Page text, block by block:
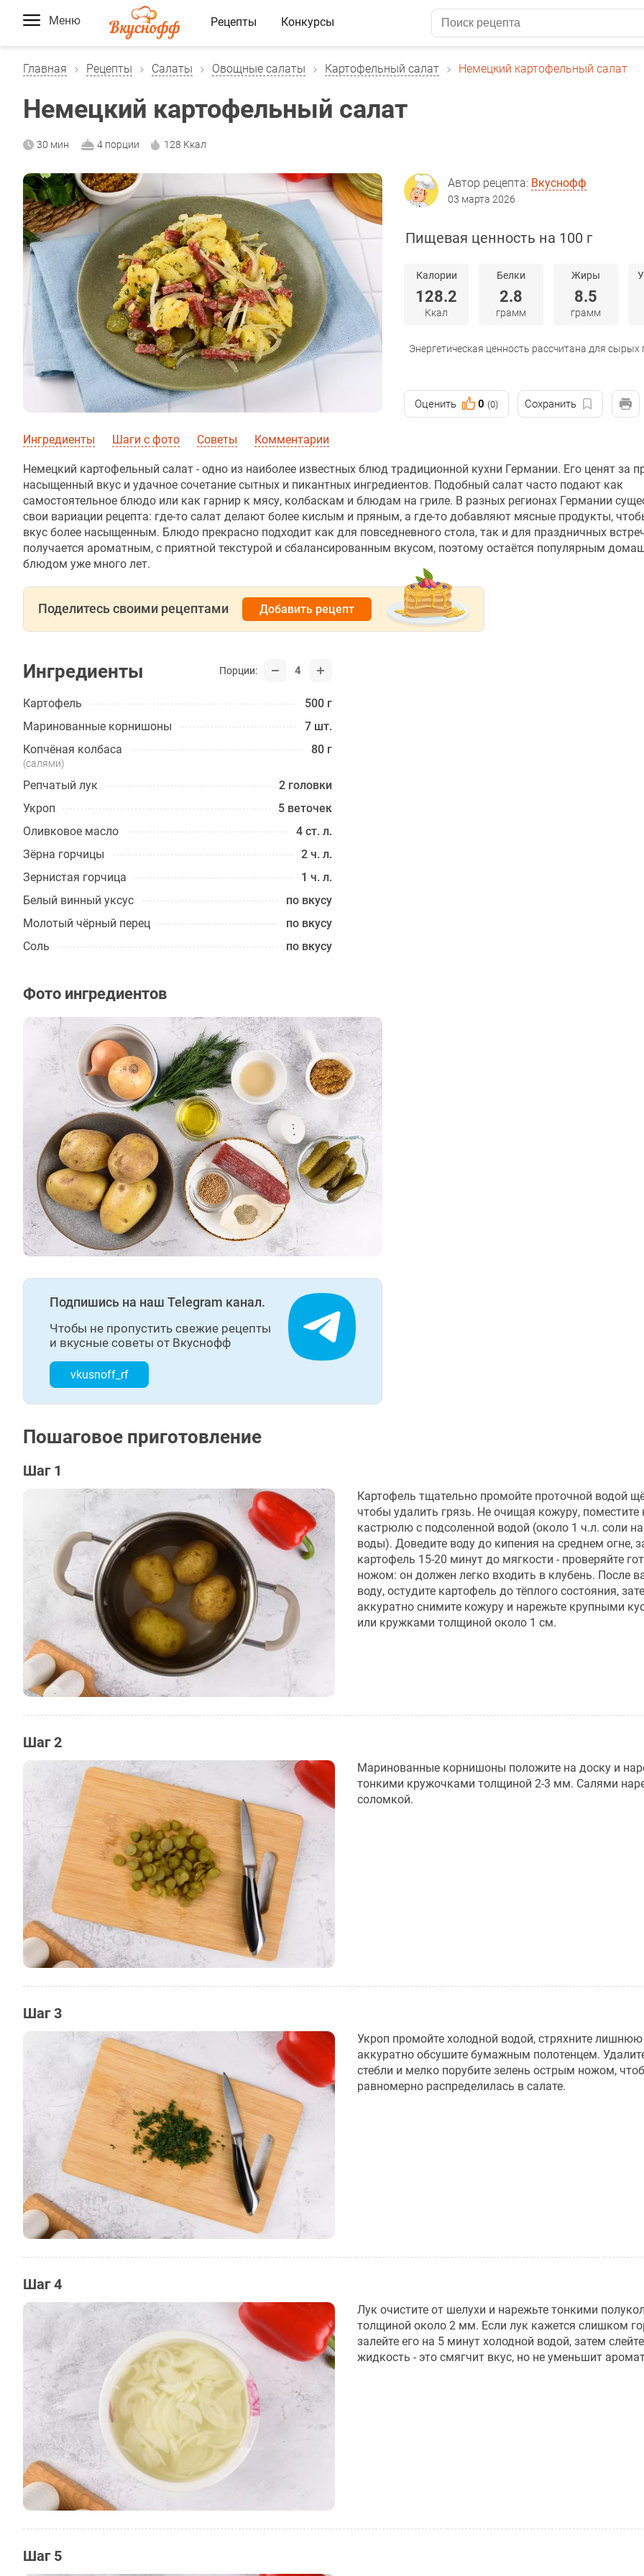
Меню Рецепты Конкурсы
Главная Рецепты Салаты Овощные салаты Картофельный салат Немецкий картофельный салат
Немецкий картофельный салат
30 мин 4 порции 128 Ккал
Автор рецепта: Вкуснофф
03 марта 2026
Пищевая ценность на 100 г
Калории
128.2
Ккал
Белки
2.8
грамм
Жиры
8.5
грамм
Энергетическая ценность рассчитана для сырых
Оценить 0 (0) Сохранить
Ингредиенты Шаги с фото Советы Комментарии
Немецкий картофельный салат - одно из наиболее известных блюд традиционной кухни Германии. Его ценят за
насыщенный вкус и удачное сочетание сытных и пикантных ингредиентов. Подобный салат часто подают как
самостоятельное блюдо или как гарнир к мясу, колбаскам и блюдам на гриле. В разных регионах Германии
свои вариации рецепта: где-то салат делают более кислым и пряным, а где-то добавляют мясные продукты,
вкус более насыщенным. Блюдо прекрасно подходит как для повседневного стола, так и для праздничных
получается ароматным, с приятной текстурой и сбалансированным вкусом, поэтому остаётся популярным
блюдом уже много лет.
Поделитесь своими рецептами Добавить рецепт
Ингредиенты Порции: 4
Картофель
500 г
Маринованные корнишоны
7 шт.
Копчёная колбаса
80 г
(салями)
Репчатый лук
2 головки
Укроп
5 веточек
Оливковое масло
4 ст. л.
Зёрна горчицы
2 ч. л.
Зернистая горчица
1 ч. л.
Белый винный уксус
по вкусу
Молотый чёрный перец
по вкусу
Соль
по вкусу
Фото ингредиентов
Подпишись на наш Telegram канал.
Чтобы не пропустить свежие рецепты
и вкусные советы от Вкуснофф
vkusnoff_rf
Пошаговое приготовление
Шаг 1
Картофель тщательно промойте проточной водой
чтобы удалить грязь. Не очищая кожуру, поместите
кастрюлю с подсоленной водой (около 1 ч.л. соли
воды). Доведите воду до кипения на среднем огне,
картофель 15-20 минут до мягкости - проверяйте
ножом: он должен легко входить в клубень. После
воду, остудите картофель до тёплого состояния,
аккуратно снимите кожуру и нарежьте крупными
или кружками толщиной около 1 см.
Шаг 2
Маринованные корнишоны положите на доску и
тонкими кружочками толщиной 2-3 мм. Салями
соломкой.
Шаг 3
Укроп промойте холодной водой, стряхните лишнюю
аккуратно обсушите бумажным полотенцем.
стебли и мелко порубите зелень острым ножом,
равномерно распределилась в салате.
Шаг 4
Лук очистите от шелухи и нарежьте тонкими
толщиной около 2 мм. Если лук кажется слишком
залейте его на 5 минут холодной водой, затем
жидкость - это смягчит вкус, но не уменьшит
Шаг 5